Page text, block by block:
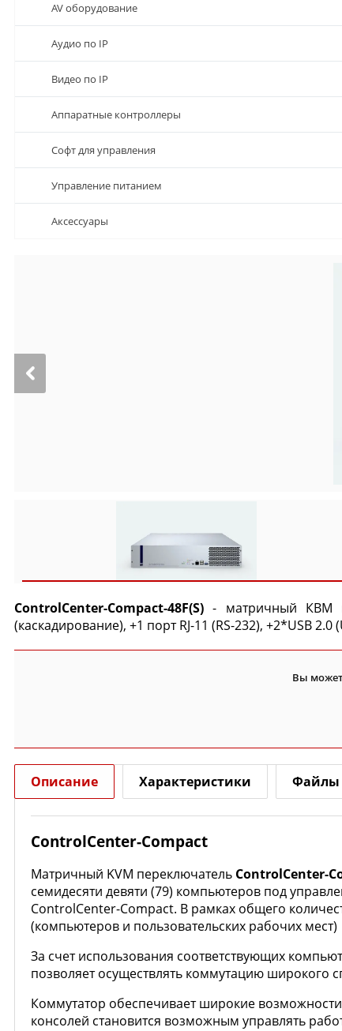
AV оборудование
Аудио по IP
Видео по IP
Аппаратные контроллеры
Софт для управления
Управление питанием
Аксессуары
ControlCenter-Compact-48F(S)- матричный КВМ
(каскадирование), +1 порт RJ-11 (RS-232), +2*USB
Вы
Описание Характеристики Файлы
ControlCenter-Compact
Матричный KVM переключатель ControlCenter-
семидесяти девяти (79) компьютеров под
ControlCenter-Compact. В рамках общего
(компьютеров и пользовательских рабочих мест)
За счет использования соответствующих
позволяет осуществлять коммутацию широкого
Коммутатор обеспечивает широкие
консолей становится возможным управлять